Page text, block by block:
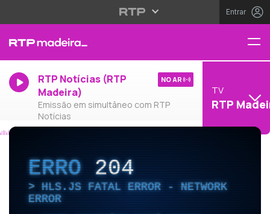
Entrar
RTP Notícias (RTP
Madeira)
Emissão em simultâneo com RTP
Notícias
NO AR
TV
RTP
ERRO204
HLS.JS FATAL ERROR - NETWORK
ERROR